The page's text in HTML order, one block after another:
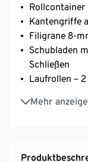
Rollcontainer
Kantengriffe
Filigrane 8-
Schubladen
Schließen
Laufrollen –
Mehr
Hochwertige